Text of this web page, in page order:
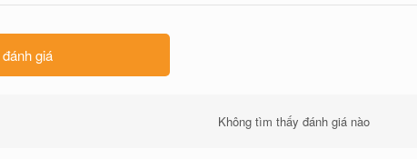
ngăn ngừa sự phát triển của các tế bào ung thư.
giá
Không tìm thấy đánh giá nào